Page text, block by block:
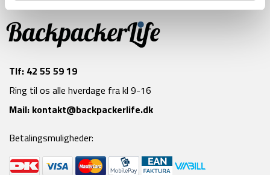
Tlf: 42 55 59 19
Ring til os alle hverdage fra kl 9-16
Mail: kontakt@backpackerlife.dk
Betalingsmuligheder: